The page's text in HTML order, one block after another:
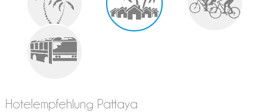
Hotelempfehlung Pattaya